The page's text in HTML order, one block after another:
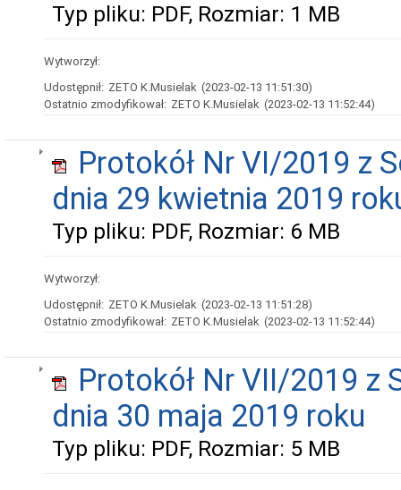
Typ pliku: PDF, Rozmiar: 1 MB
Wytworzył:
Udostępnił: ZETO K.Musielak (2023-02-13 11:51:30)
Ostatnio zmodyfikował: ZETO K.Musielak (2023-02-13 11:52:44)
Protokół Nr VI/2019 z
dnia 29 kwietnia 2019
Typ pliku: PDF, Rozmiar: 6 MB
Wytworzył:
Udostępnił: ZETO K.Musielak (2023-02-13 11:51:28)
Ostatnio zmodyfikował: ZETO K.Musielak (2023-02-13 11:52:44)
Protokół Nr VII/2019 z
dnia 30 maja 2019 roku
Typ pliku: PDF, Rozmiar: 5 MB